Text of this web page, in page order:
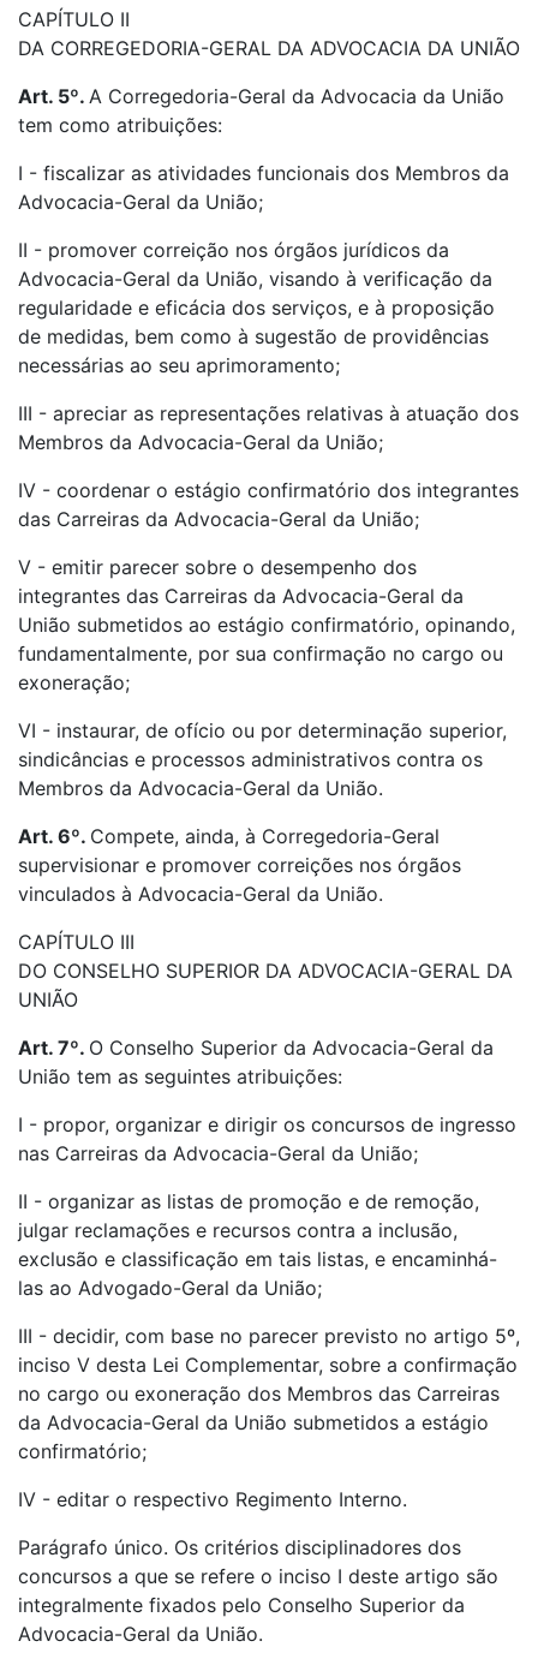
CAPÍTULO II
DA CORREGEDORIA-GERAL DA ADVOCACIA DA UNIÃO
Art. 5º. A Corregedoria-Geral da Advocacia da União
tem como atribuições:
I - fiscalizar as atividades funcionais dos Membros da
Advocacia-Geral da União;
II - promover correição nos órgãos jurídicos da
Advocacia-Geral da União, visando à verificação da
regularidade e eficácia dos serviços, e à proposição
de medidas, bem como à sugestão de providências
necessárias ao seu aprimoramento;
III - apreciar as representações relativas à atuação dos
Membros da Advocacia-Geral da União;
IV - coordenar o estágio confirmatório dos integrantes
das Carreiras da Advocacia-Geral da União;
V - emitir parecer sobre o desempenho dos
integrantes das Carreiras da Advocacia-Geral da
União submetidos ao estágio confirmatório, opinando,
fundamentalmente, por sua confirmação no cargo ou
exoneração;
VI - instaurar, de ofício ou por determinação superior,
sindicâncias e processos administrativos contra os
Membros da Advocacia-Geral da União.
Art. 6º. Compete, ainda, à Corregedoria-Geral
supervisionar e promover correições nos órgãos
vinculados à Advocacia-Geral da União.
CAPÍTULO III
DO CONSELHO SUPERIOR DA ADVOCACIA-GERAL DA
UNIÃO
Art. 7º. O Conselho Superior da Advocacia-Geral da
União tem as seguintes atribuições:
I - propor, organizar e dirigir os concursos de ingresso
nas Carreiras da Advocacia-Geral da União;
II - organizar as listas de promoção e de remoção,
julgar reclamações e recursos contra a inclusão,
exclusão e classificação em tais listas, e encaminhá-
las ao Advogado-Geral da União;
III - decidir, com base no parecer previsto no artigo 5º,
inciso V desta Lei Complementar, sobre a confirmação
no cargo ou exoneração dos Membros das Carreiras
da Advocacia-Geral da União submetidos a estágio
confirmatório;
IV - editar o respectivo Regimento Interno.
Parágrafo único. Os critérios disciplinadores dos
concursos a que se refere o inciso I deste artigo são
integralmente fixados pelo Conselho Superior da
Advocacia-Geral da União.